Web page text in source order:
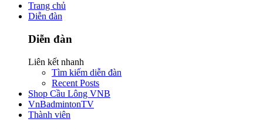
Trang chủ
Diễn đàn
Diễn đàn
Liên kết nhanh
Tìm kiếm diễn đàn
Recent Posts
Shop Cầu Lông VNB
VnBadmintonTV
Thành viên